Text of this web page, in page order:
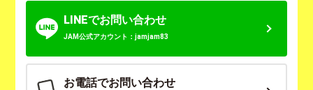
LINEでお問い合わせ
JAM公式アカウント：jamjam83
お電話でお問い合わせ